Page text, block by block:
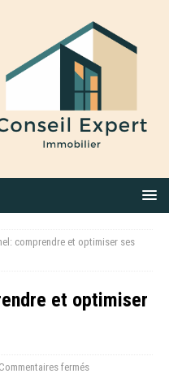
comprendre et optimiser ses
et optimiser
Commentaires fermés